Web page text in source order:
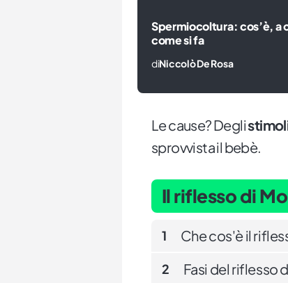
Spermiocoltura: cos’è, a
come si fa
diNiccolò De Rosa
Le cause? Degli
sprovvista il bebè.
Il riflesso di
1 Che cos'è il
2 Fasi del riflesso